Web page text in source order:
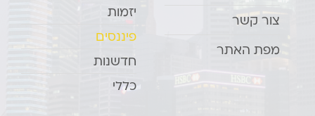
צור קשר
מפת האתר
יזמות
פיננסים
חדשנות
כללי